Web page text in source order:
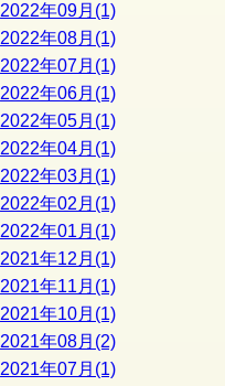
2022年09月(1)
2022年08月(1)
2022年07月(1)
2022年06月(1)
2022年05月(1)
2022年04月(1)
2022年03月(1)
2022年02月(1)
2022年01月(1)
2021年12月(1)
2021年11月(1)
2021年10月(1)
2021年08月(2)
2021年07月(1)